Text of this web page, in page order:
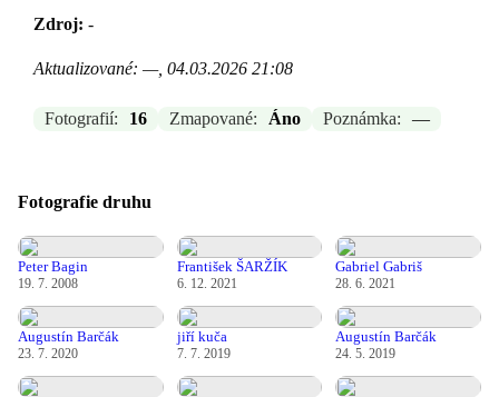
Zdroj: -
Aktualizované: —, 04.03.2026 21:08
Fotografií: 16 Zmapované: Áno Poznámka: —
Fotografie druhu
Peter Bagin
19. 7. 2008
František ŠARŽÍK
6. 12. 2021
Gabriel Gabriš
28. 6. 2021
Augustín Barčák
23. 7. 2020
jiří kuča
7. 7. 2019
Augustín Barčák
24. 5. 2019